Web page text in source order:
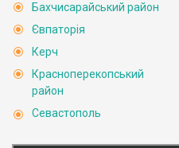
Бахчисарайський район
Євпаторія
Керч
Красноперекопський
район
Севастополь